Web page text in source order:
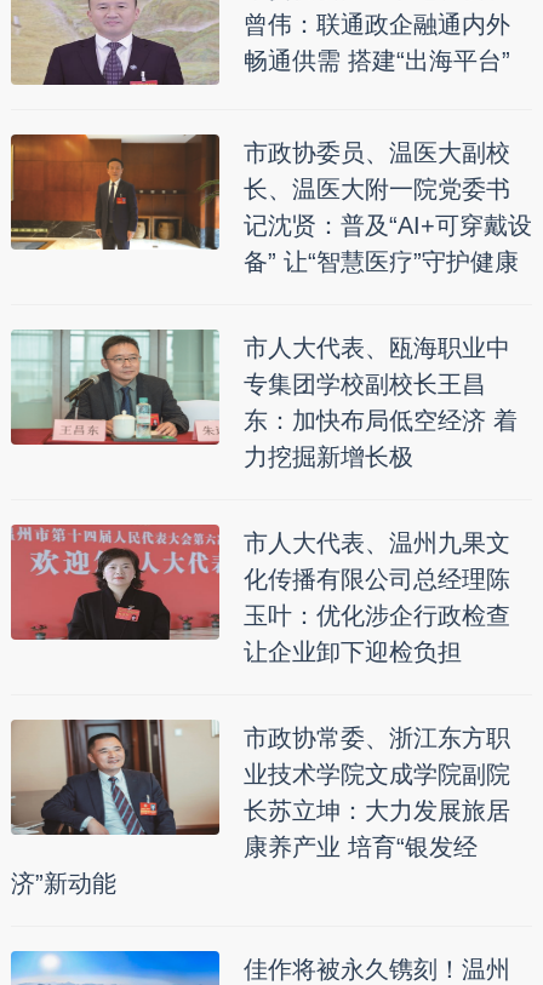
曾伟：联通政企融通内外
畅通供需 搭建“出海平台”
市政协委员、温医大副校
长、温医大附一院党委书
记沈贤：普及“AI+可穿戴设
备” 让“智慧医疗”守护健康
市人大代表、瓯海职业中
专集团学校副校长王昌
东：加快布局低空经济 着
力挖掘新增长极
市人大代表、温州九果文
化传播有限公司总经理陈
玉叶：优化涉企行政检查
让企业卸下迎检负担
市政协常委、浙江东方职
业技术学院文成学院副院
长苏立坤：大力发展旅居
康养产业 培育“银发经
济”新动能
佳作将被永久镌刻！温州